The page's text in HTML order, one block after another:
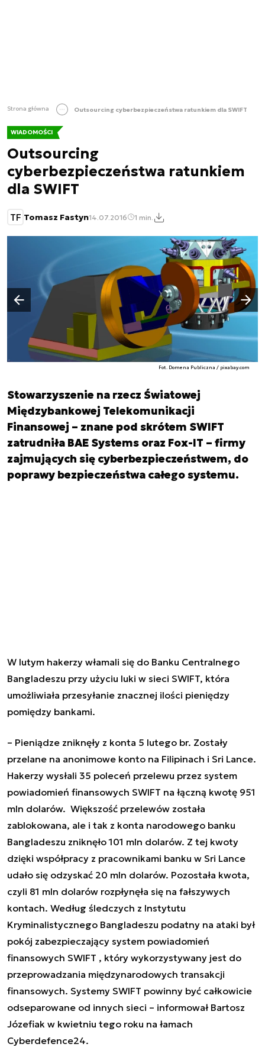
Strona główna Outsourcing cyberbezpieczeństwa ratunkiem dla SWIFT
WIADOMOŚCI
Outsourcing
cyberbezpieczeństwa ratunkiem
dla SWIFT
TF Tomasz Fastyn14.07.2016 1 min.
Fot. Domena Publiczna / pixabay.com
Poprzedni slajd
Następny slajd
Stowarzyszenie na rzecz Światowej
Międzybankowej Telekomunikacji
Finansowej – znane pod skrótem SWIFT
zatrudniła BAE Systems oraz Fox-IT – firmy
zajmujących się cyberbezpieczeństwem, do
poprawy bezpieczeństwa całego systemu.
W lutym hakerzy włamali się do Banku Centralnego
Bangladeszu przy użyciu luki w sieci SWIFT, która
umożliwiała przesyłanie znacznej ilości pieniędzy
pomiędzy bankami.
– Pieniądze zniknęły z konta 5 lutego br. Zostały
przelane na anonimowe konto na Filipinach i Sri Lance.
Hakerzy wysłali 35 poleceń przelewu przez system
powiadomień finansowych SWIFT na łączną kwotę 951
mln dolarów. Większość przelewów została
zablokowana, ale i tak z konta narodowego banku
Bangladeszu zniknęło 101 mln dolarów. Z tej kwoty
dzięki współpracy z pracownikami banku w Sri Lance
udało się odzyskać 20 mln dolarów. Pozostała kwota,
czyli 81 mln dolarów rozpłynęła się na fałszywych
kontach. Według śledczych z Instytutu
Kryminalistycznego Bangladeszu podatny na ataki był
pokój zabezpieczający system powiadomień
finansowych SWIFT , który wykorzystywany jest do
przeprowadzania międzynarodowych transakcji
finansowych. Systemy SWIFT powinny być całkowicie
odseparowane od innych sieci – informował Bartosz
Józefiak w kwietniu tego roku na łamach
Cyberdefence24.